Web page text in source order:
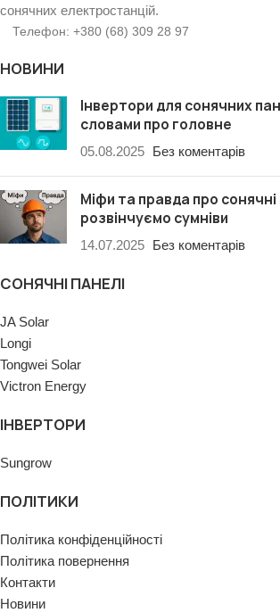
сонячних електростанцій.
Телефон: +380 (68) 309 28 97
НОВИНИ
Інвертори для сонячних
словами про головне
05.08.2025 Без коментарів
Міфи та правда про сонячні
розвінчуємо сумніви
14.07.2025 Без коментарів
СОНЯЧНІ ПАНЕЛІ
JA Solar
Longi
Tongwei Solar
Victron Energy
ІНВЕРТОРИ
Sungrow
ПОЛІТИКИ
Політика конфіденційності
Політика повернення
Контакти
Новини